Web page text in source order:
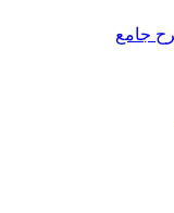
جامع